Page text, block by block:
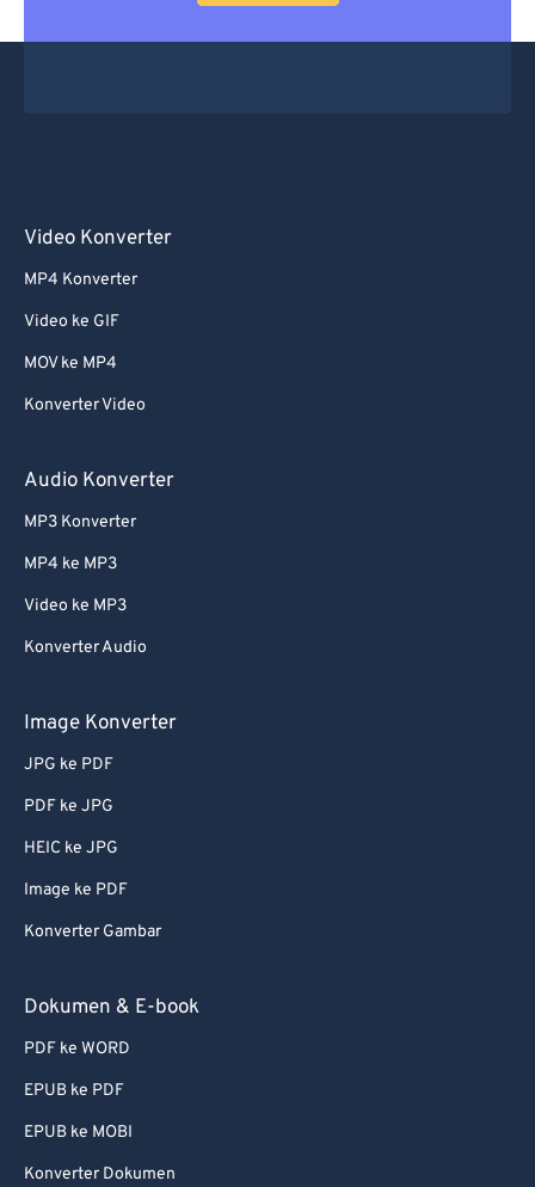
Video Konverter
MP4 Konverter
Video ke GIF
MOV ke MP4
Konverter Video
Audio Konverter
MP3 Konverter
MP4 ke MP3
Video ke MP3
Konverter Audio
Image Konverter
JPG ke PDF
PDF ke JPG
HEIC ke JPG
Image ke PDF
Konverter Gambar
Dokumen & E-book
PDF ke WORD
EPUB ke PDF
EPUB ke MOBI
Konverter Dokumen